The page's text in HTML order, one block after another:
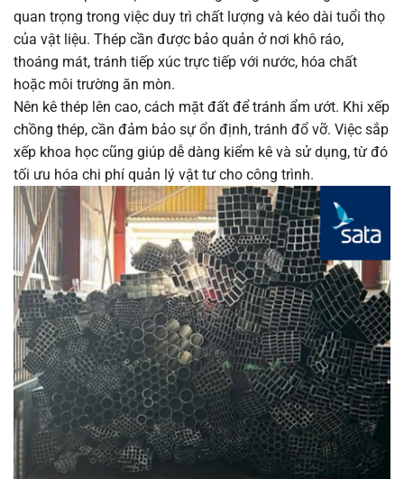
quan trọng trong việc duy trì chất lượng và kéo dài tuổi thọ
của vật liệu. Thép cần được bảo quản ở nơi khô ráo,
thoáng mát, tránh tiếp xúc trực tiếp với nước, hóa chất
hoặc môi trường ăn mòn.
Nên kê thép lên cao, cách mặt đất để tránh ẩm ướt. Khi xếp
chồng thép, cần đảm bảo sự ổn định, tránh đổ vỡ. Việc sắp
xếp khoa học cũng giúp dễ dàng kiểm kê và sử dụng, từ đó
tối ưu hóa chi phí quản lý vật tư cho công trình.